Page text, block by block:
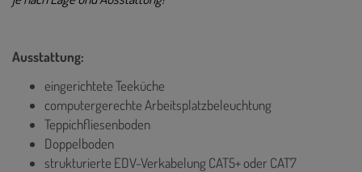
Ausstattung:
eingerichtete Teeküche
computergerechte Arbeitsplatzbeleuchtung
Teppichfliesenboden
Doppelboden
strukturierte EDV-Verkabelung CAT5+ oder CAT7